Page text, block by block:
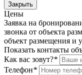
Закрыть
Цены
Заявка на
звонка от объекта
объект размещения и
Показать контакты
Как вас зовут?*
Телефон*